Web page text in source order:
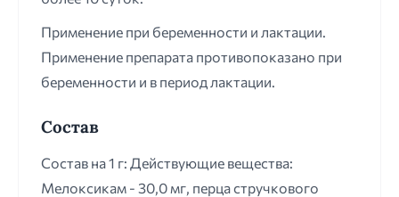
Применение при беременности и лактации.
Применение препарата противопоказано при
беременности и в период лактации.
Состав
Состав на 1 г: Действующие вещества:
Мелоксикам - 30,0 мг, перца стручкового